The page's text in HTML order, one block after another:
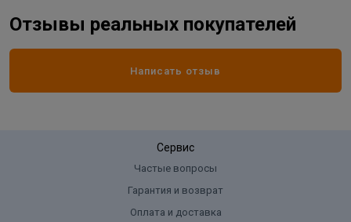
Отзывы реальных покупателей
Написать отзыв
Сервис
Частые вопросы
Гарантия и возврат
Оплата и доставка